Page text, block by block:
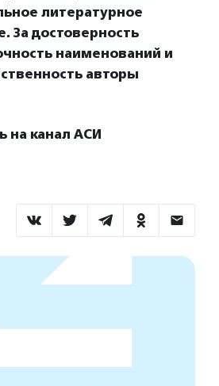
литературное
За достоверность
наименований и
авторы
на канал АСИ